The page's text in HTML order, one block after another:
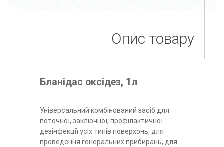
Опис товару
Бланідас оксідез, 1л
Універсальний комбінований засіб для
поточної, заключної, профілактичної
дезінфекції усіх типів поверхонь, для
проведення генеральних прибирань, для